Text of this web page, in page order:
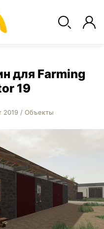
для Farming
19
2019 / Объекты